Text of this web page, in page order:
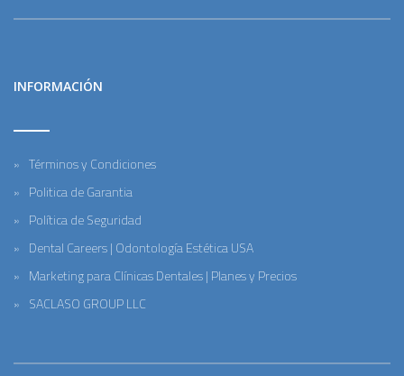
INFORMACIÓN
Términos y Condiciones
Politica de Garantia
Política de Seguridad
Dental Careers | Odontología Estética USA
Marketing para Clínicas Dentales | Planes y Precios
SACLASO GROUP LLC